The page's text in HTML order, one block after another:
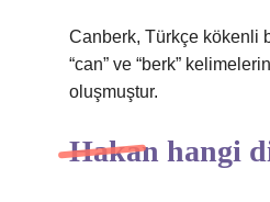
Canberk, Türkçe kökenli
“can” ve “berk”
oluşmuştur.
Hakan hangi